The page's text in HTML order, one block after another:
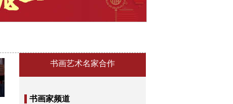
书画艺术名家合作
书画家频道